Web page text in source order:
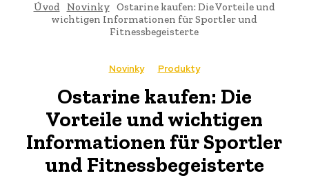
Úvod Novinky Ostarine kaufen: Die Vorteile und
wichtigen Informationen für Sportler und
Fitnessbegeisterte
Novinky Produkty
Ostarine kaufen: Die
Vorteile und wichtigen
Informationen für Sportler
und Fitnessbegeisterte